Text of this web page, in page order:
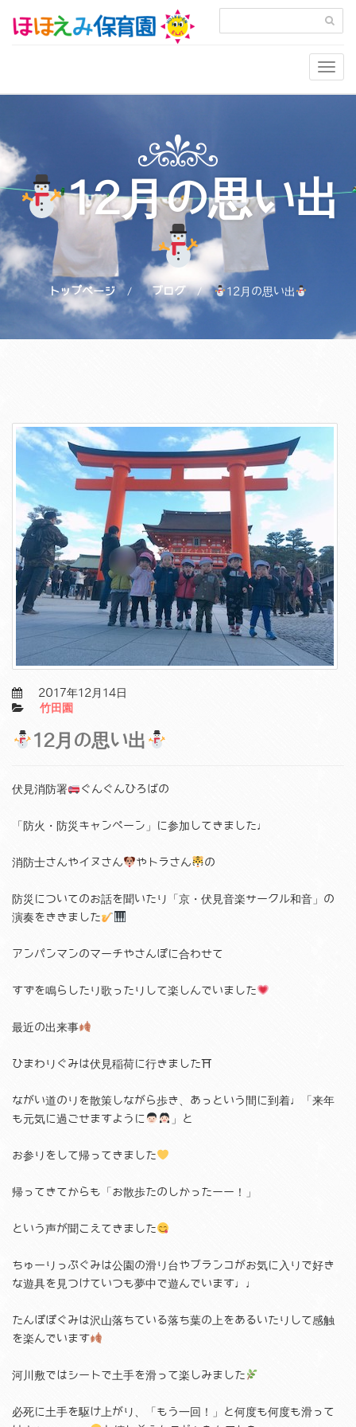
12月の思い出
トップページ ブログ 12月の思い出
2017年12月14日
竹田園
12月の思い出
伏見消防署 ぐんぐんひろばの
「防火・防災キャンペーン」に参加してきました♩
消防士さんやイヌさん やトラさん の
防災についてのお話を聞いたり「京・伏見音楽サークル和音」の
演奏をききました
アンパンマンのマーチやさんぽに合わせて
すずを鳴らしたり歌ったりして楽しんでいました
最近の出来事
ひまわりぐみは伏見稲荷に行きました⛩
ながい道のりを散策しながら歩き、あっという間に到着♩「来年
も元気に過ごせますように
」と
お参りをして帰ってきました
帰ってきてからも「お散歩たのしかったーー！」
という声が聞こえてきました
ちゅーりっぷぐみは公園の滑り台やブランコがお気に入りで好き
な遊具を見つけていつも夢中で遊んでいます♩♩
たんぽぽぐみは沢山落ちている落ち葉の上をあるいたりして感触
を楽んでいます
河川敷ではシートで土手を滑って楽しみました
必死に土手を駆け上がり、「もう一回！」と何度も何度も滑って